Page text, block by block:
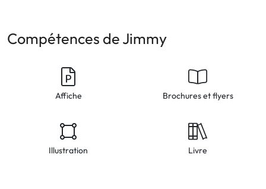
Compétences de Jimmy
Affiche Brochures et flyers
Illustration Livre